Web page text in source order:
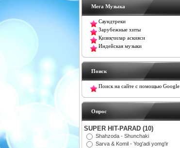
Мега Музыка
Саундтреки
Зарубежные хиты
Қизиқчилар аскияси
Индейская музыки
Поиск
Поиск на сайте с помощью Google
Oпрос
SUPER HIT-PARAD (10)
Shahzoda - Shunchaki
Sarva & Komil - Yog'adi yomg'ir